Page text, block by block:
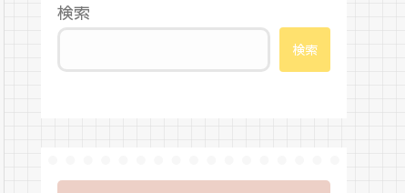
検索
検索